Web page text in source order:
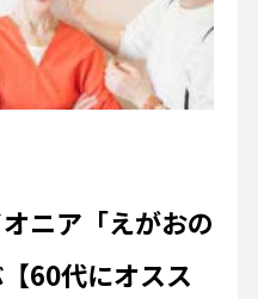
ニア「えがおの
60代にオスス